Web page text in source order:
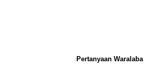
Pertanyaan Waralaba